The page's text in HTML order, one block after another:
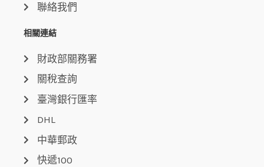
聯絡我們
相關連結
財政部關務署
關稅查詢
臺灣銀行匯率
DHL
中華郵政
快遞100